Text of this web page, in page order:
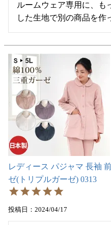
ルームウェア専用に、も
した生地で別の商品を作
レディース パジャマ 長袖
ゼ(トリプルガーゼ) 0313
投稿日 2024/04/17